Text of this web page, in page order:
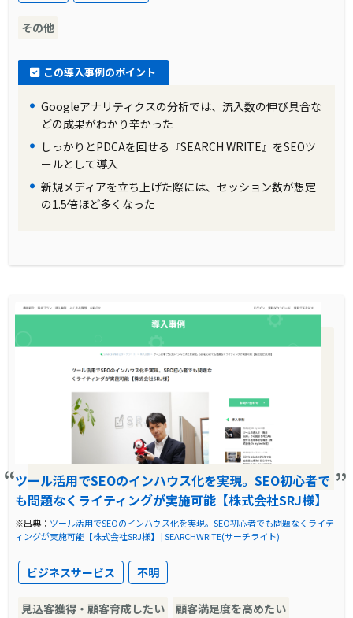
その他
この導入事例のポイント
Googleアナリティクスの分析では、流入数の伸び具合な
どの成果がわかり辛かった
しっかりとPDCAを回せる『SEARCH WRITE』をSEOツ
ールとして導入
新規メディアを立ち上げた際には、セッション数が想定
の1.5倍ほど多くなった
ツール活用でSEOのインハウス化を実現。SEO初心者で
も問題なくライティングが実施可能【株式会社SRJ様】
※出典： ツール活用でSEOのインハウス化を実現。SEO初心者でも問題なくライテ
ィングが実施可能【株式会社SRJ様】 | SEARCHWRITE(サーチライト)
ビジネスサービス 不明
見込客獲得・顧客育成したい
顧客満足度を高めたい